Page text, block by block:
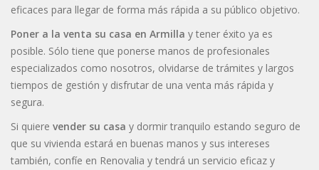
eficaces para llegar de forma más rápida a su público objetivo.
Poner a la venta su casa en Armilla y tener éxito ya es
posible. Sólo tiene que ponerse manos de profesionales
especializados como nosotros, olvidarse de trámites y largos
tiempos de gestión y disfrutar de una venta más rápida y
segura.
Si quiere vender su casa y dormir tranquilo estando seguro de
que su vivienda estará en buenas manos y sus intereses
también, confíe en Renovalia y tendrá un servicio eficaz y